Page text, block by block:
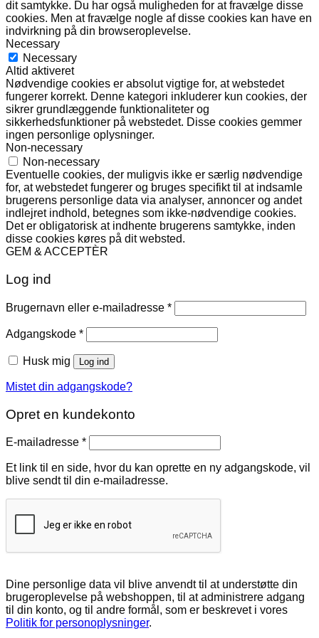
dit samtykke. Du har også muligheden for at fravælge disse
cookies. Men at fravælge nogle af disse cookies kan have en
indvirkning på din browseroplevelse.
Necessary
Necessary
Altid aktiveret
Nødvendige cookies er absolut vigtige for, at webstedet
fungerer korrekt. Denne kategori inkluderer kun cookies, der
sikrer grundlæggende funktionaliteter og
sikkerhedsfunktioner på webstedet. Disse cookies gemmer
ingen personlige oplysninger.
Non-necessary
Non-necessary
Eventuelle cookies, der muligvis ikke er særlig nødvendige
for, at webstedet fungerer og bruges specifikt til at indsamle
brugerens personlige data via analyser, annoncer og andet
indlejret indhold, betegnes som ikke-nødvendige cookies.
Det er obligatorisk at indhente brugerens samtykke, inden
disse cookies køres på dit websted.
GEM & ACCEPTÈR
Log ind
Brugernavn eller e-mailadresse *Påkrævet
Adgangskode *Påkrævet
Husk mig Log ind
Mistet din adgangskode?
Opret en kundekonto
E-mailadresse *Påkrævet
Et link til en side, hvor du kan oprette en ny adgangskode, vil
blive sendt til din e-mailadresse.
Dine personlige data vil blive anvendt til at understøtte din
brugeroplevelse på webshoppen, til at administrere adgang
til din konto, og til andre formål, som er beskrevet i vores
Politik for personoplysninger.